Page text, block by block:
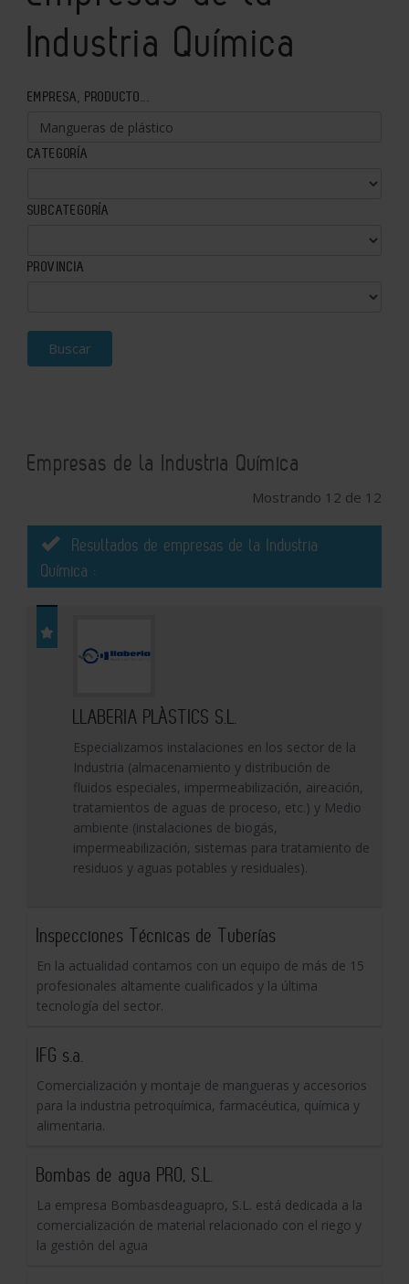
Industria Química
EMPRESA, PRODUCTO...
CATEGORÍA
SUBCATEGORÍA
PROVINCIA
Buscar
Empresas de la Industria Química
Mostrando 12 de 12
Resultados de empresas de la Industria
Química :
LLABERIA PLÀSTICS S.L.
Especializamos instalaciones en los sector de la
Industria (almacenamiento y distribución de
fluidos especiales, impermeabilización, aireación,
tratamientos de aguas de proceso, etc.) y Medio
ambiente (instalaciones de biogás,
impermeabilización, sistemas para tratamiento de
residuos y aguas potables y residuales).
Inspecciones Técnicas de Tuberías
En la actualidad contamos con un equipo de más de 15
profesionales altamente cualificados y la última
tecnología del sector.
IFG s.a.
Comercialización y montaje de mangueras y accesorios
para la industria petroquímica, farmacéutica, química y
alimentaria.
Bombas de agua PRO, S.L.
La empresa Bombasdeaguapro, S.L. está dedicada a la
comercialización de material relacionado con el riego y
la gestión del agua